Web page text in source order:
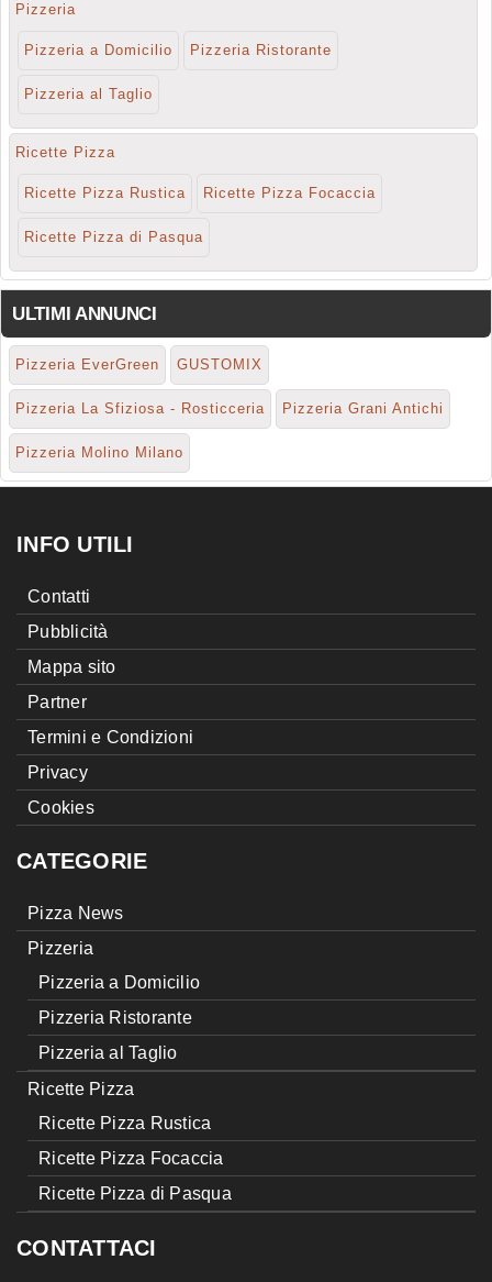
Pizzeria
Pizzeria a Domicilio Pizzeria Ristorante
Pizzeria al Taglio
Ricette Pizza
Ricette Pizza Rustica Ricette Pizza Focaccia
Ricette Pizza di Pasqua
ULTIMI ANNUNCI
Pizzeria EverGreen GUSTOMIX
Pizzeria La Sfiziosa - Rosticceria Pizzeria Grani Antichi
Pizzeria Molino Milano
INFO UTILI
Contatti
Pubblicità
Mappa sito
Partner
Termini e Condizioni
Privacy
Cookies
CATEGORIE
Pizza News
Pizzeria
Pizzeria a Domicilio
Pizzeria Ristorante
Pizzeria al Taglio
Ricette Pizza
Ricette Pizza Rustica
Ricette Pizza Focaccia
Ricette Pizza di Pasqua
CONTATTACI